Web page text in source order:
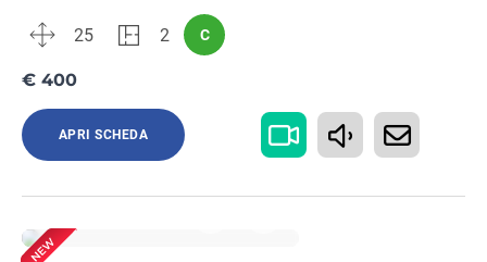
25 2 C
€ 400
APRI SCHEDA